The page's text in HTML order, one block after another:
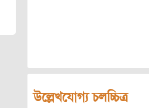
উল্লেখযোগ্য চলচ্চিত্র